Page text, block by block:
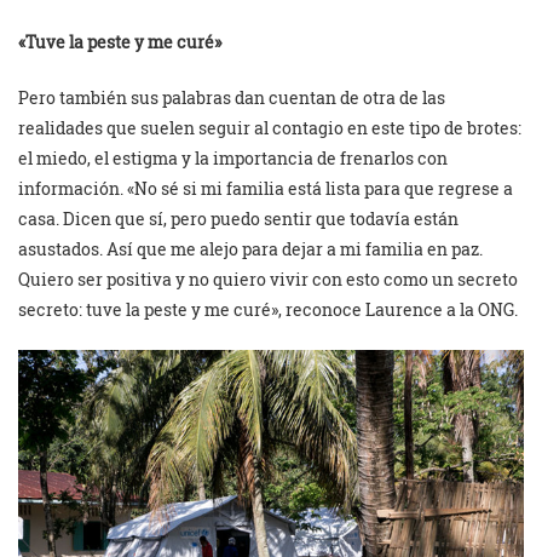
«Tuve la peste y me curé»
Pero también sus palabras dan cuentan de otra de las
realidades que suelen seguir al contagio en este tipo de brotes:
el miedo, el estigma y la importancia de frenarlos con
información. «No sé si mi familia está lista para que regrese a
casa. Dicen que sí, pero puedo sentir que todavía están
asustados. Así que me alejo para dejar a mi familia en paz.
Quiero ser positiva y no quiero vivir con esto como un secreto
secreto: tuve la peste y me curé», reconoce Laurence a la ONG.